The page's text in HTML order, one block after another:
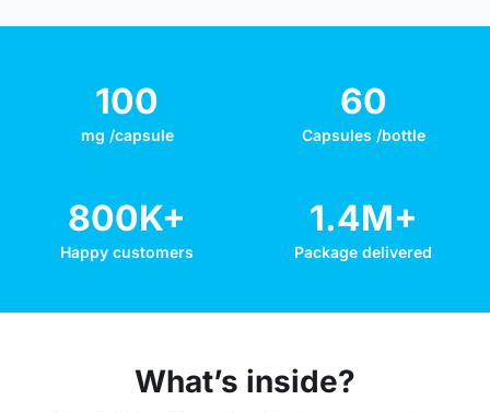
100
mg /capsule
60
Capsules /bottle
800K+
Happy customers
1.4M+
Package delivered
What’s inside?